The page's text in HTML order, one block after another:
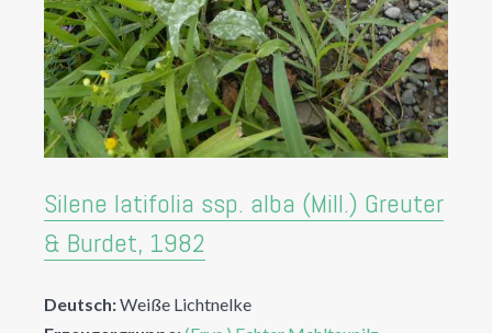
Silene latifolia ssp. alba (Mill.) Greuter
& Burdet, 1982
Deutsch:Weiße Lichtnelke